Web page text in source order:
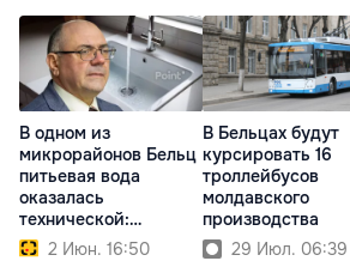
В одном из
микрорайонов Бельц
питьевая вода
оказалась
технической:
обнаружены нитриты
2 Июн. 16:50
В Бельцах будут
курсировать 16
троллейбусов
молдавского
производства
29 Июл. 06:39